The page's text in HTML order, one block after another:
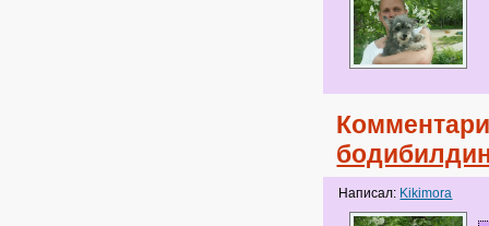
Написал: Kikimora